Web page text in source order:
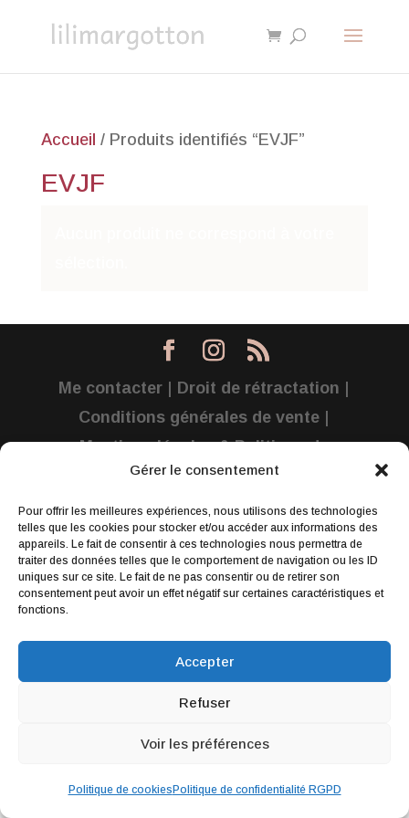
Gérer le consentement
Pour offrir les meilleures expériences, nous utilisons des technologies
telles que les cookies pour stocker et/ou accéder aux informations des
appareils. Le fait de consentir à ces technologies nous permettra de
traiter des données telles que le comportement de navigation ou les ID
uniques sur ce site. Le fait de ne pas consentir ou de retirer son
consentement peut avoir un effet négatif sur certaines caractéristiques et
fonctions.
Accepter
Refuser
Voir les préférences
Politique de cookies Politique de confidentialité RGPD
Accueil / Produits identifiés “EVJF”
EVJF
Me contacter Droit de rétractation
Conditions générales de vente
Mentions légales & Politique de
confidentialité
Webdesign parWildesign© 2019 | Tous
droits réservés : lilimargotton – Annie
Launay